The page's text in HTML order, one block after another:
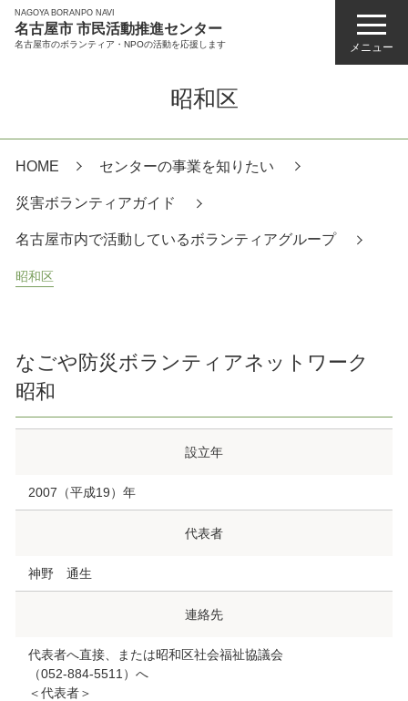
NAGOYA BORANPO NAVI
名古屋市 市民活動推進センター
名古屋市のボランティア・NPOの活動を応援します メニュー
昭和区
HOME センターの事業を知りたい
災害ボランティアガイド
名古屋市内で活動しているボランティアグループ
昭和区
なごや防災ボランティアネットワーク
昭和
設立年
2007（平成19）年
代表者
神野 通生
連絡先
代表者へ直接、または昭和区社会福祉協議会
（052-884-5511）へ
＜代表者＞